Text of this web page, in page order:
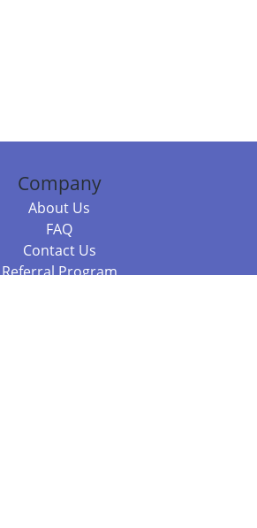
Company
About Us
FAQ
Contact Us
Referral Program